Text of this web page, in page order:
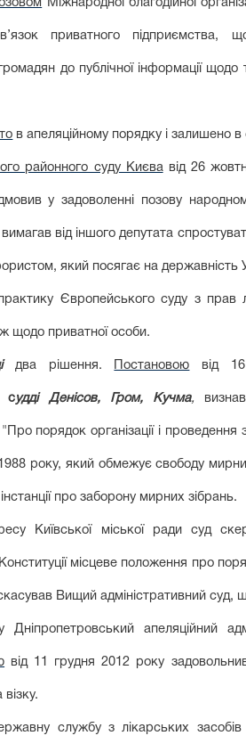
Міжнародної благодійної
приватного підприємства,
до публічної інформації
в апеляційному порядку і залишено в
районного суду Києвавід 26
у задоволенні позову
від іншого депутата
який посягає на державність
Європейського суду з прав
щодо приватної особи.
два рішення. Постановою від 16
судді Денісов, Гром, Кучма,
порядок організації і проведення
року, який обмежує свободу
про заборону мирних зібрань.
Київської міської ради суд
Конституції місцеве положення про
Вищий адміністративний суд,
апеляційний
від 11 грудня 2012 року
службу з лікарських засобів